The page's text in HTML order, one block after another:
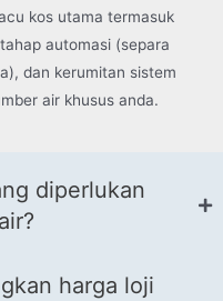
kos utama termasuk
automasi (separa
dan kerumitan sistem
air khusus anda.
diperlukan
harga loji